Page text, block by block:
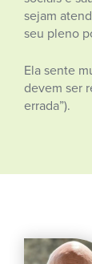
sejam
seu pleno
Ela sente
devem ser
errada”).